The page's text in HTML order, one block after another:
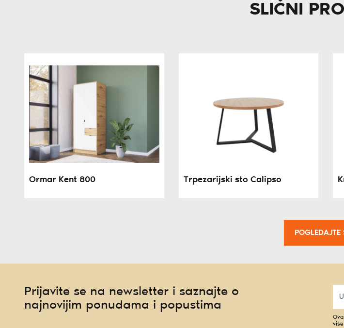
SLIČNI
Ormar Kent 800 Trpezarijski sto Calipso
POGLEDAJTE
Prijavite se na newsletter i saznajte o
najnovijim ponudama i popustima